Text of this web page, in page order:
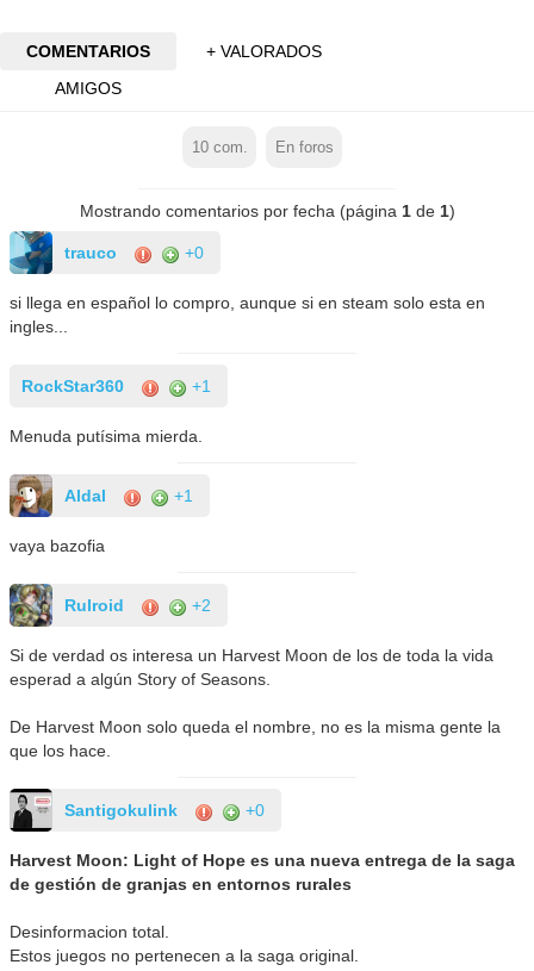
COMENTARIOS
+ VALORADOS
AMIGOS
10com. En foros
Mostrando comentarios por fecha (página 1de 1)
trauco +0
si llega en español lo compro, aunque si en steam solo esta en
ingles...
RockStar360 +1
Menuda putísima mierda.
Aldal +1
vaya bazofia
Rulroid +2
Si de verdad os interesa un Harvest Moon de los de toda la vida
esperad a algún Story of Seasons.
De Harvest Moon solo queda el nombre, no es la misma gente la
que los hace.
Santigokulink +0
Harvest Moon: Light of Hope es una nueva entrega de la saga
de gestión de granjas en entornos rurales
Desinformacion total.
Estos juegos no pertenecen a la saga original.